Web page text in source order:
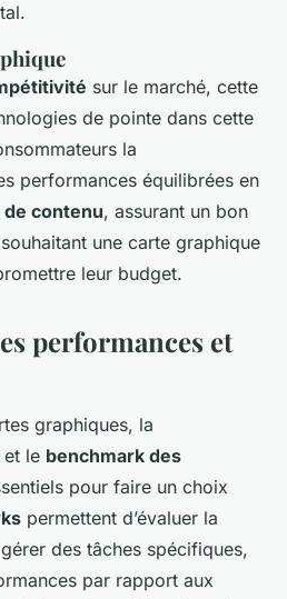
sur le marché, cette
de pointe dans cette
la
performances équilibrées en
contenu, assurant un bon
une carte graphique
leur budget.
performances et
graphiques, la
et le benchmark des
pour faire un choix
permettent d’évaluer la
des tâches spécifiques,
par rapport aux